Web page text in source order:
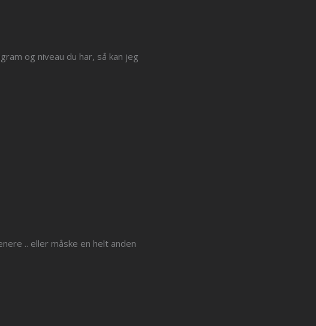
og niveau du har, så kan jeg
.. eller måske en helt anden